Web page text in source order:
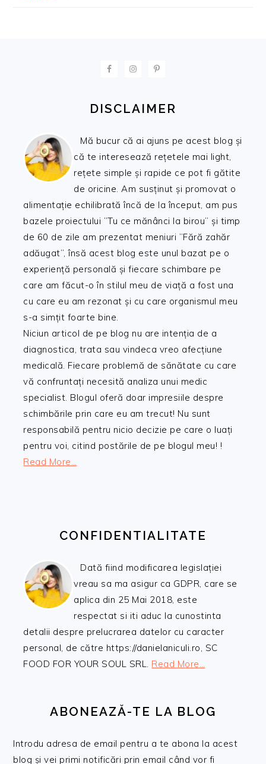
DISCLAIMER
Mă bucur că ai ajuns pe acest blog și
că te interesează rețetele mai light,
rețete simple și rapide ce pot fi gătite
de oricine. Am susținut și promovat o
alimentație echilibrată încă de la început, am pus
bazele proiectului ”Tu ce mănânci la birou” și timp
de 60 de zile am prezentat meniuri ”Fără zahăr
adăugat”, însă acest blog este unul bazat pe o
experiență personală și fiecare schimbare pe
care am făcut-o în stilul meu de viață a fost una
cu care eu am rezonat și cu care organismul meu
s-a simțit foarte bine.
Niciun articol de pe blog nu are intenția de a
diagnostica, trata sau vindeca vreo afecțiune
medicală. Fiecare problemă de sănătate cu care
vă confruntați necesită analiza unui medic
specialist. Blogul oferă doar impresiile despre
schimbările prin care eu am trecut! Nu sunt
responsabilă pentru nicio decizie pe care o luați
pentru voi, citind postările de pe blogul meu! !
Read More…
CONFIDENTIALITATE
Dată fiind modificarea legislației
vreau sa ma asigur ca GDPR, care se
aplica din 25 Mai 2018, este
respectat si iti aduc la cunostinta
detalii despre prelucrarea datelor cu caracter
personal, de către https://danielaniculi.ro, SC
FOOD FOR YOUR SOUL SRL. Read More…
ABONEAZĂ-TE LA BLOG
Introdu adresa de email pentru a te abona la acest
blog și vei primi notificări prin email când vor fi